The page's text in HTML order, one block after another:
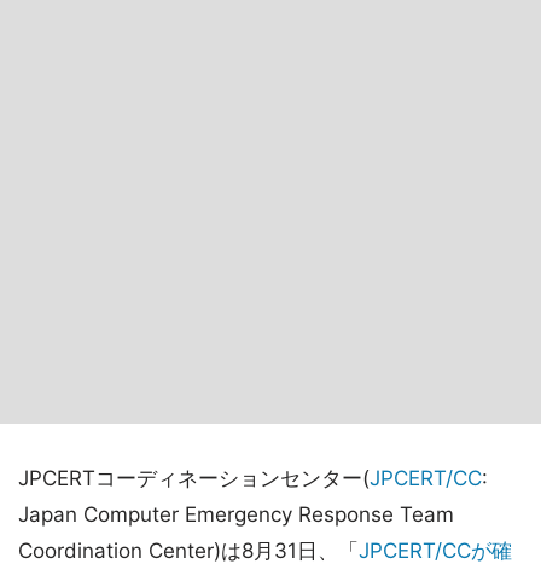
JPCERTコーディネーションセンター(JPCERT/CC:
Japan Computer Emergency Response Team
Coordination Center)は8月31日、「 JPCERT/CCが確